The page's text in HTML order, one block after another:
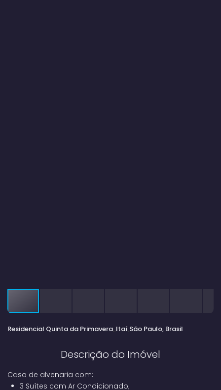
Residencial Quinta da Primavera Itaí São Paulo, Brasil
Descrição do Imóvel
Casa de alvenaria com:
3 Suítes com Ar Condicionado;